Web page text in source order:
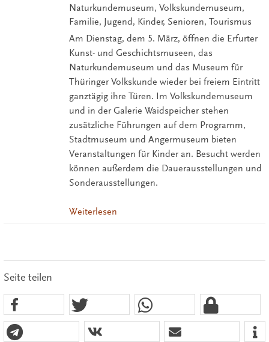
Naturkundemuseum, Volkskundemuseum,
Familie, Jugend, Kinder, Senioren, Tourismus
Am Dienstag, dem 5. März, öffnen die Erfurter
Kunst- und Geschichtsmuseen, das
Naturkundemuseum und das Museum für
Thüringer Volkskunde wieder bei freiem Eintritt
ganztägig ihre Türen. Im Volkskundemuseum
und in der Galerie Waidspeicher stehen
zusätzliche Führungen auf dem Programm,
Stadtmuseum und Angermuseum bieten
Veranstaltungen für Kinder an. Besucht werden
können außerdem die Dauerausstellungen und
Sonderausstellungen.
Weiterlesen
Seite teilen